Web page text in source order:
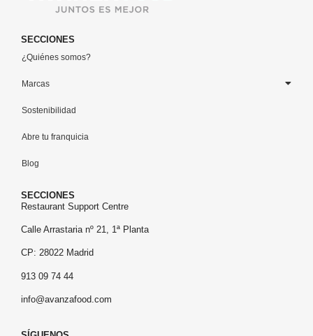
SECCIONES
¿Quiénes somos?
Marcas
Sostenibilidad
Abre tu franquicia
Blog
SECCIONES
Restaurant Support Centre
Calle Arrastaria nº 21, 1ª Planta
CP: 28022 Madrid
913 09 74 44
info@avanzafood.com